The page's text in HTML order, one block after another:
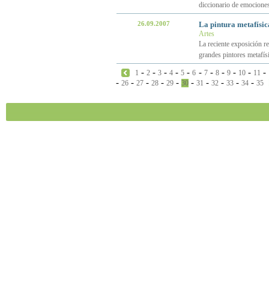
diccionario de
26.09.2007 La pintura
Artes
La reciente exposición
grandes pintores
1 -2 -3 -4 -5 -6 - 7- 8- 9- 10- 11 -
- 26 - 27 - 28 - 29 - 30 - 31 - 32 - 33 - 34 - 35